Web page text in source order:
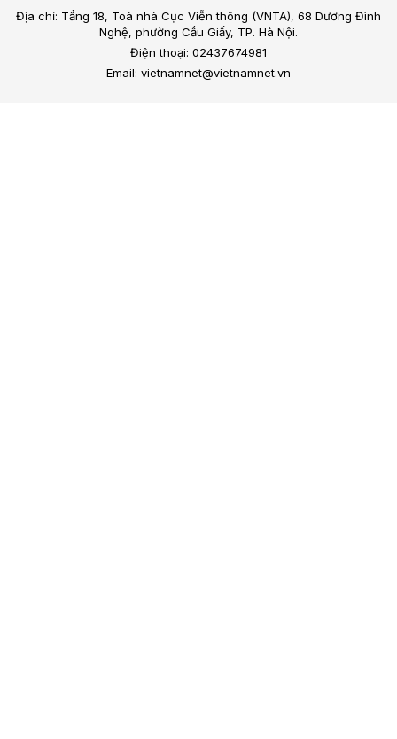
Địa chỉ: Tầng 18, Toà nhà Cục Viễn thông (VNTA), 68 Dương Đình
Nghệ, phường Cầu Giấy, TP. Hà Nội.
Điện thoại: 02437674981
Email: vietnamnet@vietnamnet.vn